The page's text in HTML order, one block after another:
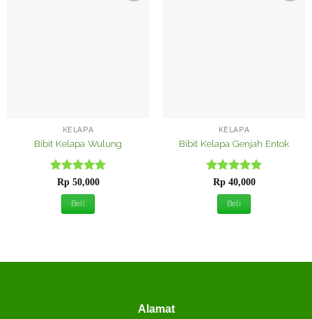
KELAPA
Bibit Kelapa Wulung
Dinilai5
dari 5
Rp50,000
Beli
KELAPA
Bibit Kelapa Genjah Entok
Dinilai5
dari 5
Rp40,000
Beli
Alamat